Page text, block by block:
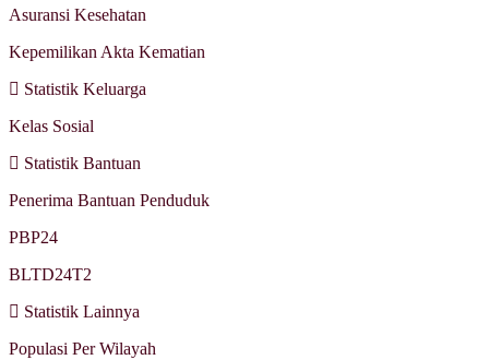
Asuransi Kesehatan
Kepemilikan Akta Kematian
Statistik Keluarga
Kelas Sosial
Statistik Bantuan
Penerima Bantuan Penduduk
PBP24
BLTD24T2
Statistik Lainnya
Populasi Per Wilayah